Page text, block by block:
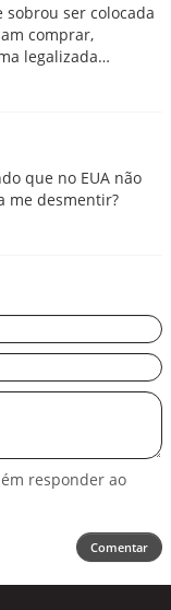
ser colocada
comprar,
legalizada…
que no EUA não
me desmentir?
responder ao
Comentar